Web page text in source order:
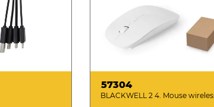
57304
BLACKWELL 2 4. Mouse